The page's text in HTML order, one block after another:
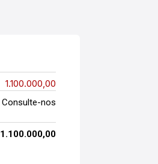
1.100.000,00
Consulte-nos
1.100.000,00